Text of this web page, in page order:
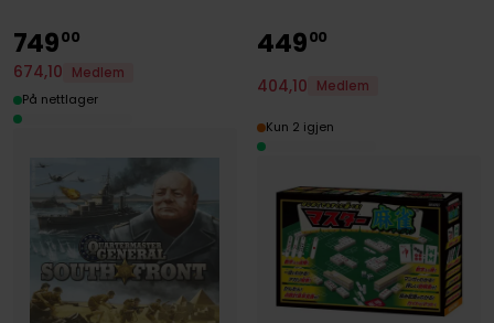
74900
674,10
Medlem
På nettlager
44900
404,10 Medlem
Kun 2 igjen